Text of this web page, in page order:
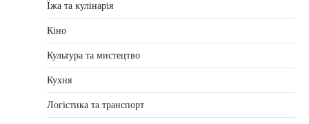
Їжа та кулінарія
Кіно
Культура та мистецтво
Кухня
Логістика та транспорт